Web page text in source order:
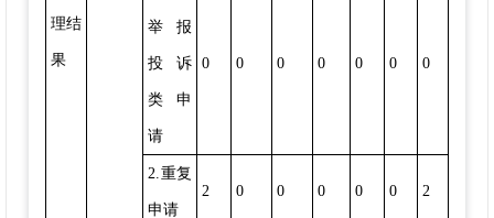
理结
果
举报
投诉
类申
请
0 0 0 0 0 0 0
2.重复
申请
2 0 0 0 0 0 2